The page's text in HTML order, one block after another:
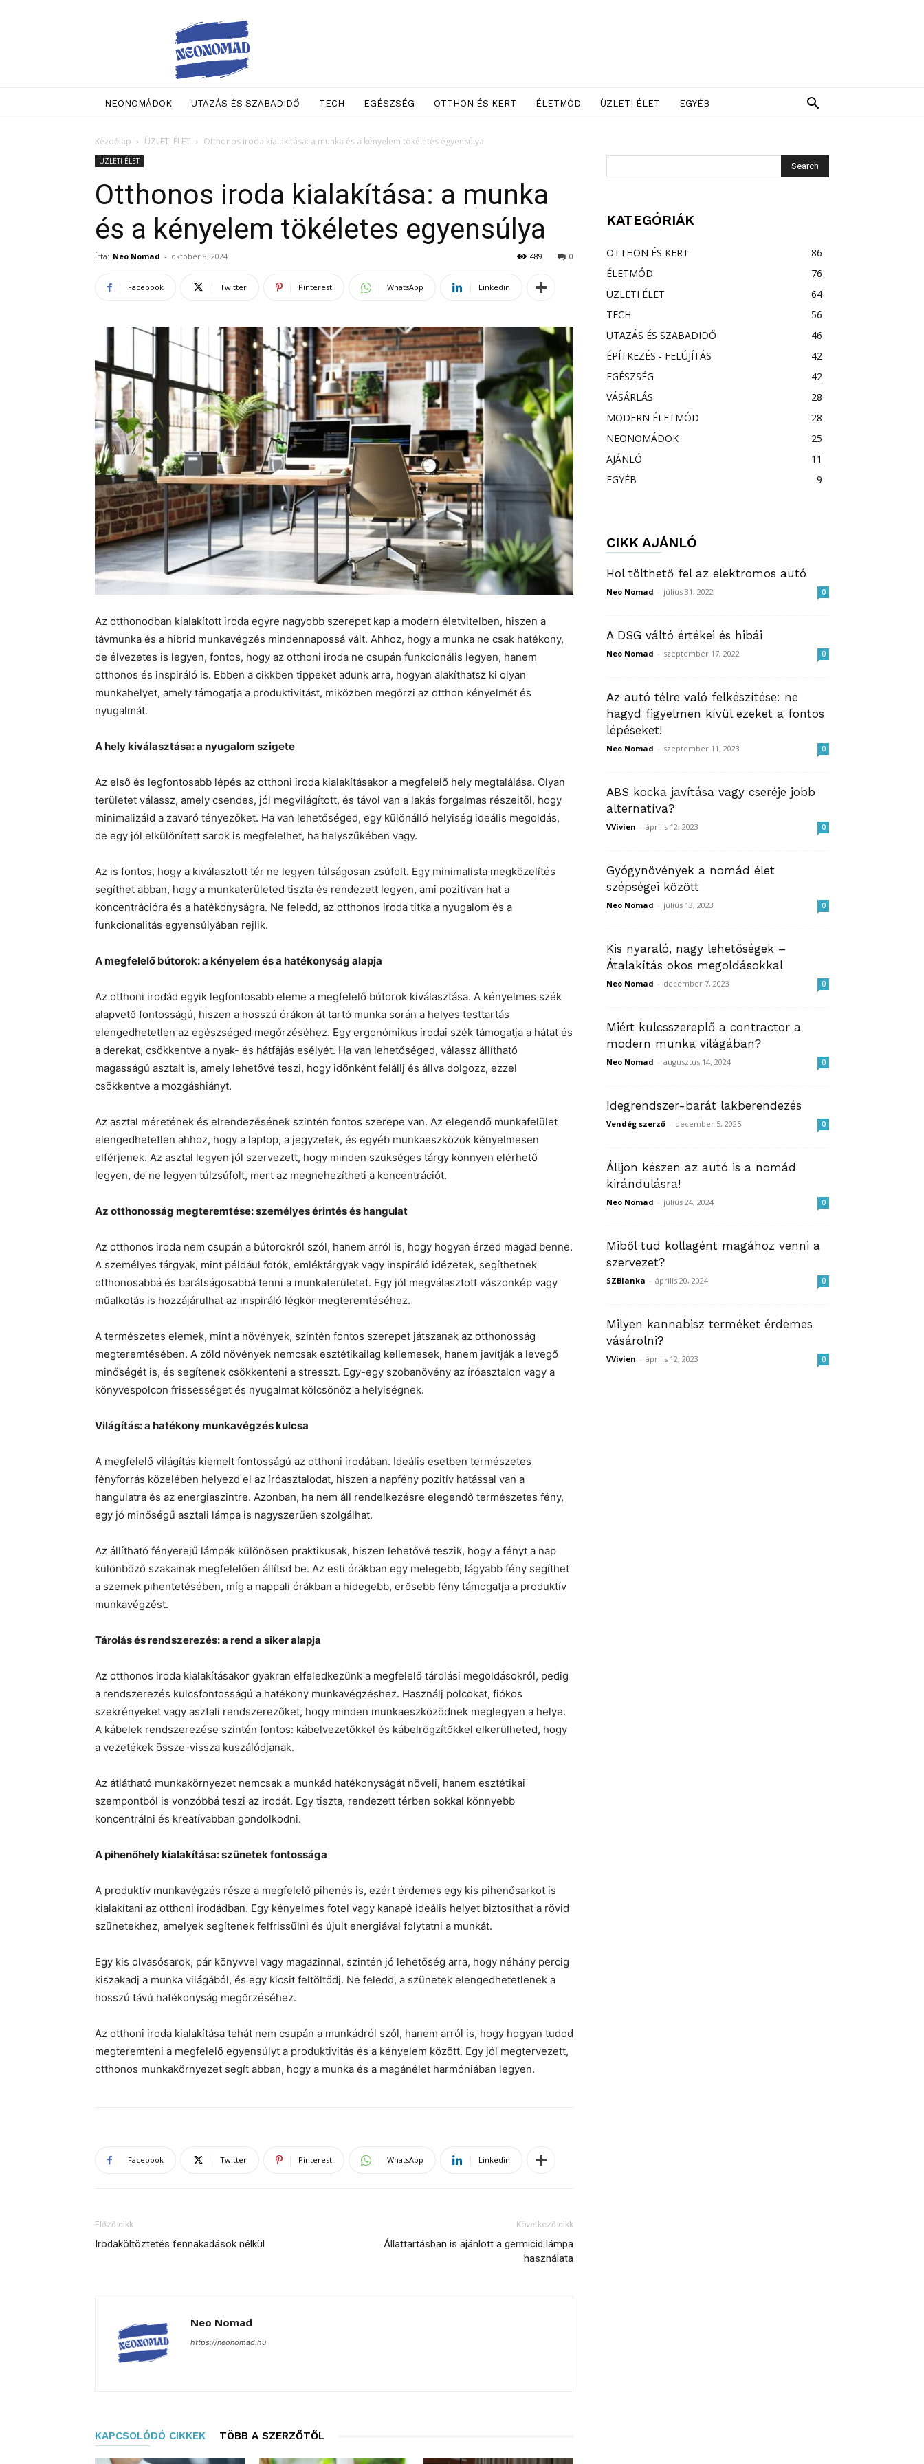
Neo
Nomad
NEONOMÁDOK UTAZÁS ÉS SZABADIDŐ TECH EGÉSZSÉG OTTHON ÉS KERT ÉLETMÓD ÜZLETI ÉLET EGYÉB
Kezdőlap ÜZLETI ÉLET Otthonos iroda kialakítása: a munka és a kényelem tökéletes egyensúlya
ÜZLETI ÉLET
Otthonos iroda kialakítása: a munka
és a kényelem tökéletes egyensúlya
Írta: Neo Nomad - október 8, 2024 0
489
Facebook Twitter Pinterest WhatsApp Linkedin
Az otthonodban kialakított iroda egyre nagyobb szerepet kap a modern életvitelben, hiszen a
távmunka és a hibrid munkavégzés mindennapossá vált. Ahhoz, hogy a munka ne csak hatékony,
de élvezetes is legyen, fontos, hogy az otthoni iroda ne csupán funkcionális legyen, hanem
otthonos és inspiráló is. Ebben a cikkben tippeket adunk arra, hogyan alakíthatsz ki olyan
munkahelyet, amely támogatja a produktivitást, miközben megőrzi az otthon kényelmét és
nyugalmát.
A hely kiválasztása: a nyugalom szigete
Az első és legfontosabb lépés az otthoni iroda kialakításakor a megfelelő hely megtalálása. Olyan
területet válassz, amely csendes, jól megvilágított, és távol van a lakás forgalmas részeitől, hogy
minimalizáld a zavaró tényezőket. Ha van lehetőséged, egy különálló helyiség ideális megoldás,
de egy jól elkülönített sarok is megfelelhet, ha helyszűkében vagy.
Az is fontos, hogy a kiválasztott tér ne legyen túlságosan zsúfolt. Egy minimalista megközelítés
segíthet abban, hogy a munkaterületed tiszta és rendezett legyen, ami pozitívan hat a
koncentrációra és a hatékonyságra. Ne feledd, az otthonos iroda titka a nyugalom és a
funkcionalitás egyensúlyában rejlik.
A megfelelő bútorok: a kényelem és a hatékonyság alapja
Az otthoni irodád egyik legfontosabb eleme a megfelelő bútorok kiválasztása. A kényelmes szék
alapvető fontosságú, hiszen a hosszú órákon át tartó munka során a helyes testtartás
elengedhetetlen az egészséged megőrzéséhez. Egy ergonómikus irodai szék támogatja a hátat és
a derekat, csökkentve a nyak- és hátfájás esélyét. Ha van lehetőséged, válassz állítható
magasságú asztalt is, amely lehetővé teszi, hogy időnként felállj és állva dolgozz, ezzel
csökkentve a mozgáshiányt.
Az asztal méretének és elrendezésének szintén fontos szerepe van. Az elegendő munkafelület
elengedhetetlen ahhoz, hogy a laptop, a jegyzetek, és egyéb munkaeszközök kényelmesen
elférjenek. Az asztal legyen jól szervezett, hogy minden szükséges tárgy könnyen elérhető
legyen, de ne legyen túlzsúfolt, mert az megnehezítheti a koncentrációt.
Az otthonosság megteremtése: személyes érintés és hangulat
Az otthonos iroda nem csupán a bútorokról szól, hanem arról is, hogy hogyan érzed magad benne.
A személyes tárgyak, mint például fotók, emléktárgyak vagy inspiráló idézetek, segíthetnek
otthonosabbá és barátságosabbá tenni a munkaterületet. Egy jól megválasztott vászonkép vagy
műalkotás is hozzájárulhat az inspiráló légkör megteremtéséhez.
A természetes elemek, mint a növények, szintén fontos szerepet játszanak az otthonosság
megteremtésében. A zöld növények nemcsak esztétikailag kellemesek, hanem javítják a levegő
minőségét is, és segítenek csökkenteni a stresszt. Egy-egy szobanövény az íróasztalon vagy a
könyvespolcon frissességet és nyugalmat kölcsönöz a helyiségnek.
Világítás: a hatékony munkavégzés kulcsa
A megfelelő világítás kiemelt fontosságú az otthoni irodában. Ideális esetben természetes
fényforrás közelében helyezd el az íróasztalodat, hiszen a napfény pozitív hatással van a
hangulatra és az energiaszintre. Azonban, ha nem áll rendelkezésre elegendő természetes fény,
egy jó minőségű asztali lámpa is nagyszerűen szolgálhat.
Az állítható fényerejű lámpák különösen praktikusak, hiszen lehetővé teszik, hogy a fényt a nap
különböző szakainak megfelelően állítsd be. Az esti órákban egy melegebb, lágyabb fény segíthet
a szemek pihentetésében, míg a nappali órákban a hidegebb, erősebb fény támogatja a produktív
munkavégzést.
Tárolás és rendszerezés: a rend a siker alapja
Az otthonos iroda kialakításakor gyakran elfeledkezünk a megfelelő tárolási megoldásokról, pedig
a rendszerezés kulcsfontosságú a hatékony munkavégzéshez. Használj polcokat, fiókos
szekrényeket vagy asztali rendszerezőket, hogy minden munkaeszközödnek meglegyen a helye.
A kábelek rendszerezése szintén fontos: kábelvezetőkkel és kábelrögzítőkkel elkerülheted, hogy
a vezetékek össze-vissza kuszálódjanak.
Az átlátható munkakörnyezet nemcsak a munkád hatékonyságát növeli, hanem esztétikai
szempontból is vonzóbbá teszi az irodát. Egy tiszta, rendezett térben sokkal könnyebb
koncentrálni és kreatívabban gondolkodni.
A pihenőhely kialakítása: szünetek fontossága
A produktív munkavégzés része a megfelelő pihenés is, ezért érdemes egy kis pihenősarkot is
kialakítani az otthoni irodádban. Egy kényelmes fotel vagy kanapé ideális helyet biztosíthat a rövid
szünetekhez, amelyek segítenek felfrissülni és újult energiával folytatni a munkát.
Egy kis olvasósarok, pár könyvvel vagy magazinnal, szintén jó lehetőség arra, hogy néhány percig
kiszakadj a munka világából, és egy kicsit feltöltődj. Ne feledd, a szünetek elengedhetetlenek a
hosszú távú hatékonyság megőrzéséhez.
Az otthoni iroda kialakítása tehát nem csupán a munkádról szól, hanem arról is, hogy hogyan tudod
megteremteni a megfelelő egyensúlyt a produktivitás és a kényelem között. Egy jól megtervezett,
otthonos munkakörnyezet segít abban, hogy a munka és a magánélet harmóniában legyen.
Facebook Twitter Pinterest WhatsApp Linkedin
Előző cikk
Irodaköltöztetés fennakadások nélkül
Következő cikk
Állattartásban is ajánlott a germicid lámpa
használata
Neo Nomad
https://neonomad.hu
KAPCSOLÓDÓ CIKKEK TÖBB A SZERZŐTŐL
KATEGÓRIÁK
OTTHON ÉS KERT
86
ÉLETMÓD
76
ÜZLETI ÉLET
64
TECH
56
UTAZÁS ÉS SZABADIDŐ
46
ÉPÍTKEZÉS - FELÚJÍTÁS
42
EGÉSZSÉG
42
VÁSÁRLÁS
28
MODERN ÉLETMÓD
28
NEONOMÁDOK
25
AJÁNLÓ
11
EGYÉB
9
CIKK AJÁNLÓ
Hol tölthető fel az elektromos autó
Neo Nomad - július 31, 2022 0
A DSG váltó értékei és hibái
Neo Nomad - szeptember 17, 2022 0
Az autó télre való felkészítése: ne
hagyd figyelmen kívül ezeket a fontos
lépéseket!
Neo Nomad - szeptember 11, 2023 0
ABS kocka javítása vagy cseréje jobb
alternatíva?
VVivien - április 12, 2023 0
Gyógynövények a nomád élet
szépségei között
Neo Nomad - július 13, 2023 0
Kis nyaraló, nagy lehetőségek –
Átalakítás okos megoldásokkal
Neo Nomad - december 7, 2023 0
Miért kulcsszereplő a contractor a
modern munka világában?
Neo Nomad - augusztus 14, 2024 0
Idegrendszer-barát lakberendezés
Vendég szerző - december 5, 2025 0
Álljon készen az autó is a nomád
kirándulásra!
Neo Nomad - július 24, 2024 0
Miből tud kollagént magához venni a
szervezet?
SZBlanka - április 20, 2024 0
Milyen kannabisz terméket érdemes
vásárolni?
VVivien - április 12, 2023 0